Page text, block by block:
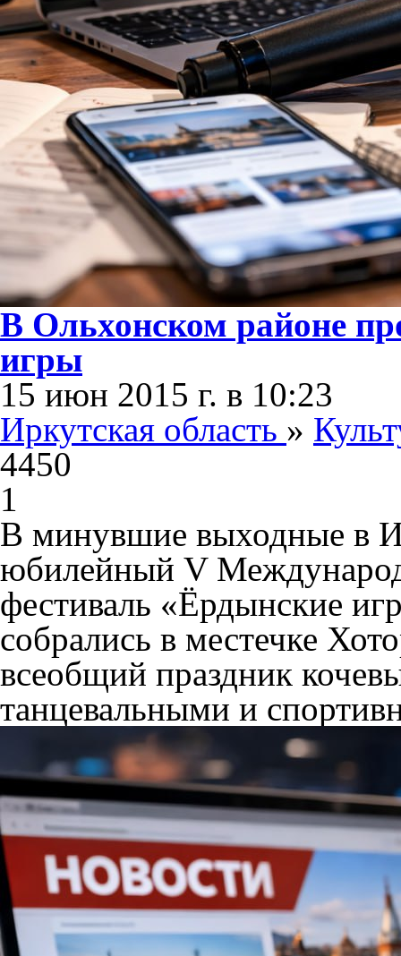
В Ольхонском районе
игры
15 июн 2015 г. в 10:23
Иркутская область »
4450
1
В минувшие выходные в
юбилейный V
фестиваль «Ёрдынские
собрались в местечке
всеобщий праздник
танцевальными и